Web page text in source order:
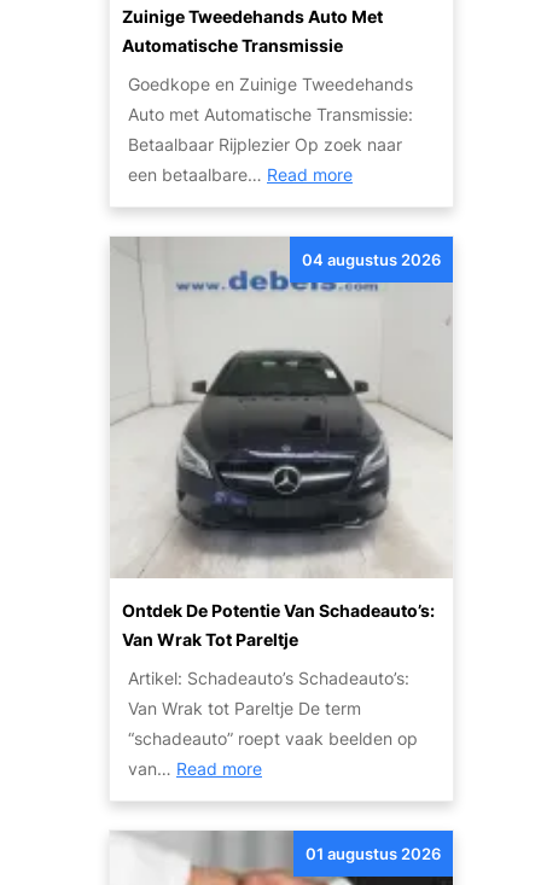
Zuinige Tweedehands Auto Met
Automatische Transmissie
Goedkope en Zuinige Tweedehands
Auto met Automatische Transmissie:
Betaalbaar Rijplezier Op zoek naar
een betaalbare… Read more:
B
e
t
a
b
a
r
R
i
z
i
e
:
G
o
Ontdek De Potentie Van Schadeauto’s:
Van Wrak Tot Pareltje
04 augustus 2026
Artikel: Schadeauto’s Schadeauto’s:
Van Wrak tot Pareltje De term
“schadeauto” roept vaak beelden op
van… Read more:
O
n
01 augustus 2026